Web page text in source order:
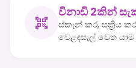
විනාඩි 2කින්
ස්කෑන් කර, සක්‍රිය
වෙළඳසැල් වෙත